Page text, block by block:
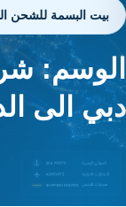
بيت البسمة للشحن
الوسم:
دبي الى